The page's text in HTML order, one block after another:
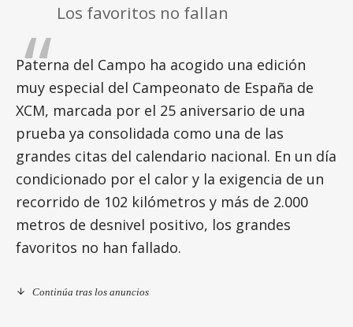
Los favoritos no fallan
Paterna del Campo ha acogido una edición
muy especial del Campeonato de España de
XCM, marcada por el 25 aniversario de una
prueba ya consolidada como una de las
grandes citas del calendario nacional. En un día
condicionado por el calor y la exigencia de un
recorrido de 102 kilómetros y más de 2.000
metros de desnivel positivo, los grandes
favoritos no han fallado.
Continúa tras los anuncios